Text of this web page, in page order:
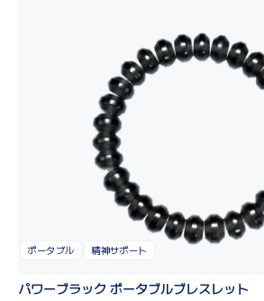
ポータブル 精神サポート
パワーブラック ポータブルブレスレット